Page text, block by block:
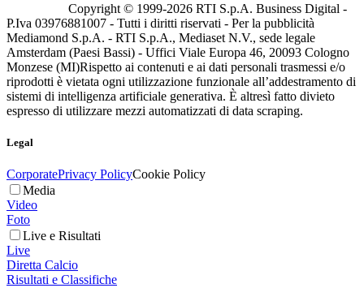
Copyright © 1999-2026 RTI S.p.A. Business Digital -
P.Iva 03976881007 - Tutti i diritti riservati - Per la pubblicità
Mediamond S.p.A. - RTI S.p.A., Mediaset N.V., sede legale
Amsterdam (Paesi Bassi) - Uffici Viale Europa 46, 20093 Cologno
Monzese (MI)Rispetto ai contenuti e ai dati personali trasmessi e/o
riprodotti è vietata ogni utilizzazione funzionale all’addestramento di
sistemi di intelligenza artificiale generativa. È altresì fatto divieto
espresso di utilizzare mezzi automatizzati di data scraping.
Legal
CorporatePrivacy PolicyCookie Policy
Media
Video
Foto
Live e Risultati
Live
Diretta Calcio
Risultati e Classifiche